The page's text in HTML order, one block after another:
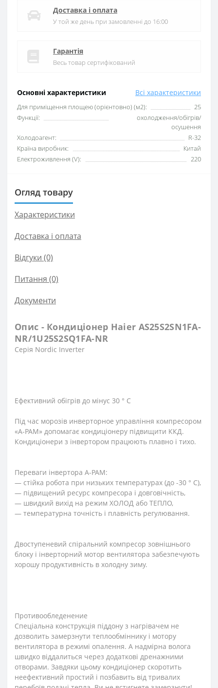
Основні характеристики Всі характеристики
Для приміщення площею (орієнтовно) (м2):
25
Функції:
охолодження/обігрів/
осушення
Xолодоагент:
R-32
Країна виробник:
Китай
Електроживлення (V):
220
Доставка і оплата
У той же день при замовленні до 16:00
Гарантія
Весь товар сертифікований
Огляд товару
Характеристики
Доставка і оплата
Відгуки (0)
Питання (0)
Документи
Опис - Кондиціонер Haier AS25S2SN1FA-
NR/1U25S2SQ1FA-NR
Серія Nordic Inverter
Ефективний обігрів до мінус 30 ° С
Під час морозів инверторное управління компресором
«A-PAM» допомагає кондиціонеру підвищити ККД.
Кондиціонери з інвертором працюють плавно і тихо.
Переваги інвертора A-PAM:
— стійка робота при низьких температурах (до -30 ° С),
— підвищений ресурс компресора і довговічність,
— швидкий вихід на режим ХОЛОД або ТЕПЛО,
— температурна точність і плавність регулювання.
Двоступеневий спіральний компресор зовнішнього
блоку і інверторний мотор вентилятора забезпечують
хорошу продуктивність в холодну зиму.
Противообледенение
Спеціальна конструкція піддону з нагрівачем не
дозволить замерзнути теплообміннику і мотору
вентилятора в режимі опалення. А надмірна волога
швидко віддалиться через додаткові дренажними
отворами. Завдяки цьому кондиціонер скоротить
неефективний простий і позбавить від тривалих